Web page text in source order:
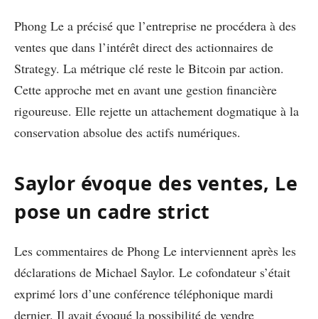
Phong Le a précisé que l’entreprise ne procédera à des
ventes que dans l’intérêt direct des actionnaires de
Strategy. La métrique clé reste le Bitcoin par action.
Cette approche met en avant une gestion financière
rigoureuse. Elle rejette un attachement dogmatique à la
conservation absolue des actifs numériques.
Saylor évoque des ventes, Le
pose un cadre strict
Les commentaires de Phong Le interviennent après les
déclarations de Michael Saylor. Le cofondateur s’était
exprimé lors d’une conférence téléphonique mardi
dernier. Il avait évoqué la possibilité de vendre